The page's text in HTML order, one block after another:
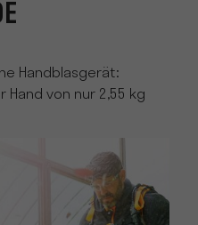
Handblasgerät:
von nur 2,55 kg